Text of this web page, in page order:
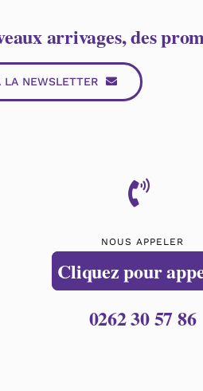
arrivages, des
LA NEWSLETTER
NOUS APPELER
Cliquez pour
0262 30 57 86